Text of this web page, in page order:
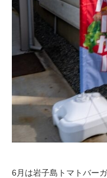
6月は岩子島トマトバー